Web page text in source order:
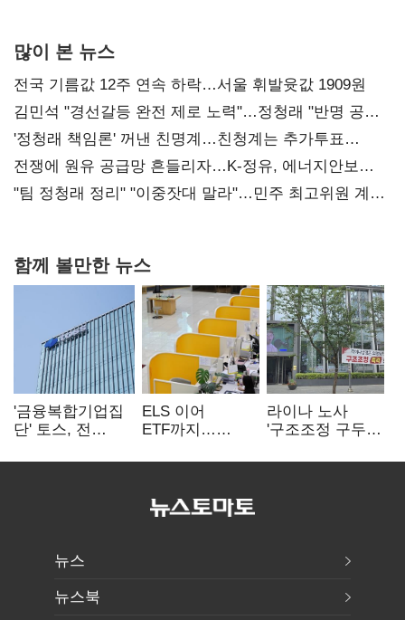
많이 본 뉴스
전국 기름값 12주 연속 하락…서울 휘발윳값 1909원
김민석 "경선갈등 완전 제로 노력"…정청래 "반명 공세
사과부터"
'정청래 책임론' 꺼낸 친명계…친청계는 추가투표
때리기
전쟁에 원유 공급망 흔들리자…K-정유, 에너지안보
핵심으로 재부상
"팀 정청래 정리" "이중잣대 말라"…민주 최고위원 계파
함께 볼만한 뉴스
'금융복합기업집
단' 토스, 전
표준화
ELS 이어
ETF까지…
제동 걸린 은행
라이나 노사
'구조조정 구두
뉴스
뉴스북